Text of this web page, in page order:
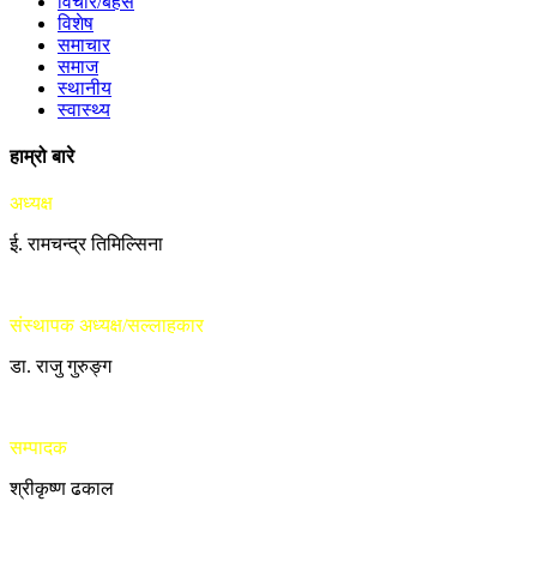
विशेष
समाचार
समाज
स्थानीय
स्वास्थ्य
हाम्रो बारे
अध्यक्ष
ई. रामचन्द्र तिमिल्सिना
संस्थापक अध्यक्ष/सल्लाहकार
डा. राजु गुरुङ्ग
सम्पादक
श्रीकृष्ण ढकाल